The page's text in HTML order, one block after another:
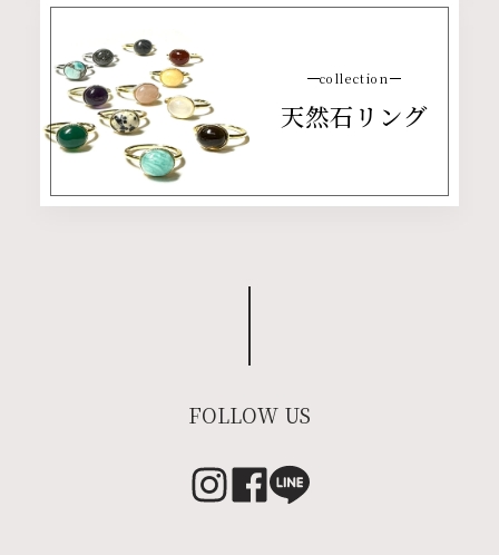
collection
天然石リング
FOLLOW US